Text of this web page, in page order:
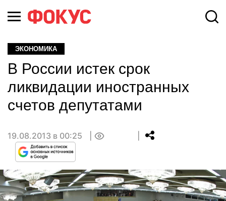
ЭКОНОМИКА
В России истек срок
ликвидации иностранных
счетов депутатами
19.08.2013 в 00:25